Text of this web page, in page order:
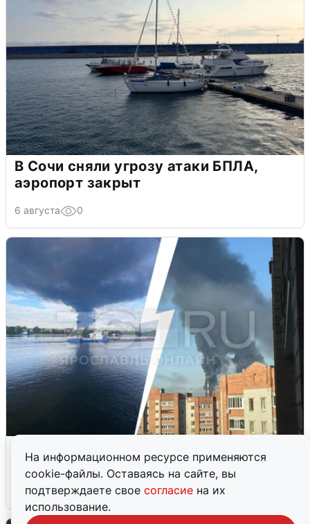
На информационном ресурсе применяются
cookie-файлы. Оставаясь на сайте, вы
подтверждаете свое согласие на их
использование.
В Сочи сняли угрозу атаки БПЛА,
аэропорт закрыт
6 августа 0
попадания и последствия
6 августа 0